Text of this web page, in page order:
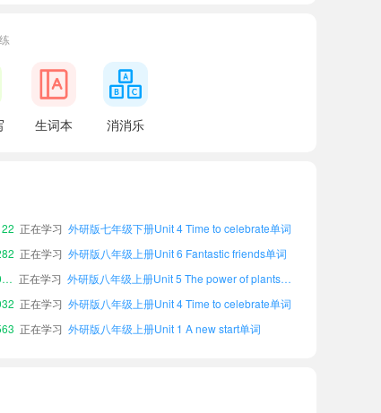
生词本 消消乐
正在学习
外研版八年级上册Unit 1 A new start单词
正在学习
正在学习 外研版八年级下册Unit 6 Fantastic friends单词
正在学习 外研版七年级下册Unit 4 Time to celebrate单词
正在学习 外研版八年级上册Unit 6 Fantastic friends单词
正在学习
正在学习 外研版八年级上册Unit 4 Time to celebrate单词
正在学习 外研版八年级上册Unit 1 A new start单词